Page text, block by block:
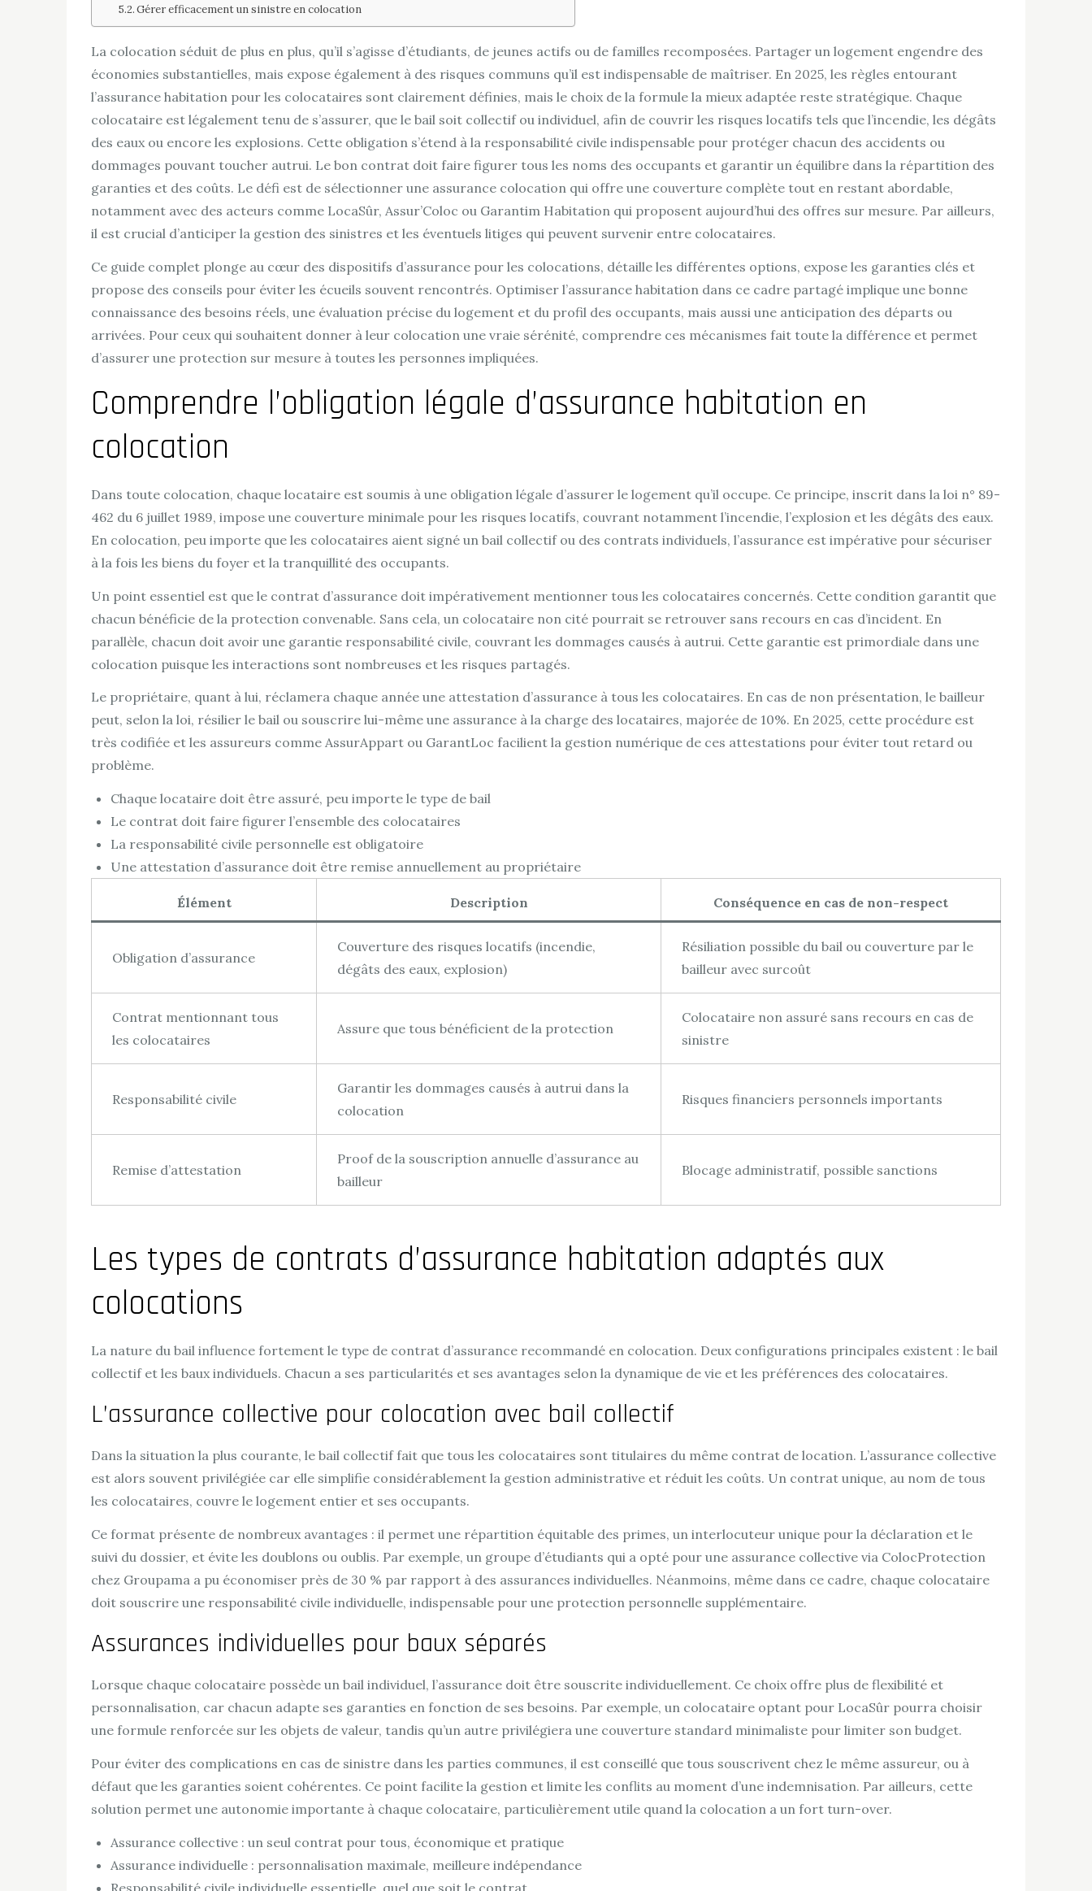
Gérer efficacement un sinistre en colocation
La colocation séduit de plus en plus, qu’il s’agisse d’étudiants, de jeunes actifs ou de familles recomposées. Partager un logement engendre des
économies substantielles, mais expose également à des risques communs qu’il est indispensable de maîtriser. En 2025, les règles entourant
l’assurance habitation pour les colocataires sont clairement définies, mais le choix de la formule la mieux adaptée reste stratégique. Chaque
colocataire est légalement tenu de s’assurer, que le bail soit collectif ou individuel, afin de couvrir les risques locatifs tels que l’incendie, les dégâts
des eaux ou encore les explosions. Cette obligation s’étend à la responsabilité civile indispensable pour protéger chacun des accidents ou
dommages pouvant toucher autrui. Le bon contrat doit faire figurer tous les noms des occupants et garantir un équilibre dans la répartition des
garanties et des coûts. Le défi est de sélectionner une assurance colocation qui offre une couverture complète tout en restant abordable,
notamment avec des acteurs comme LocaSûr, Assur’Coloc ou Garantim Habitation qui proposent aujourd’hui des offres sur mesure. Par ailleurs,
il est crucial d’anticiper la gestion des sinistres et les éventuels litiges qui peuvent survenir entre colocataires.
Ce guide complet plonge au cœur des dispositifs d’assurance pour les colocations, détaille les différentes options, expose les garanties clés et
propose des conseils pour éviter les écueils souvent rencontrés. Optimiser l’assurance habitation dans ce cadre partagé implique une bonne
connaissance des besoins réels, une évaluation précise du logement et du profil des occupants, mais aussi une anticipation des départs ou
arrivées. Pour ceux qui souhaitent donner à leur colocation une vraie sérénité, comprendre ces mécanismes fait toute la différence et permet
d’assurer une protection sur mesure à toutes les personnes impliquées.
Comprendre l’obligation légale d’assurance habitation en
colocation
Dans toute colocation, chaque locataire est soumis à une obligation légale d’assurer le logement qu’il occupe. Ce principe, inscrit dans la loi n° 89-
462 du 6 juillet 1989, impose une couverture minimale pour les risques locatifs, couvrant notamment l’incendie, l’explosion et les dégâts des eaux.
En colocation, peu importe que les colocataires aient signé un bail collectif ou des contrats individuels, l’assurance est impérative pour sécuriser
à la fois les biens du foyer et la tranquillité des occupants.
Un point essentiel est que le contrat d’assurance doit impérativement mentionner tous les colocataires concernés. Cette condition garantit que
chacun bénéficie de la protection convenable. Sans cela, un colocataire non cité pourrait se retrouver sans recours en cas d’incident. En
parallèle, chacun doit avoir une garantie responsabilité civile, couvrant les dommages causés à autrui. Cette garantie est primordiale dans une
colocation puisque les interactions sont nombreuses et les risques partagés.
Le propriétaire, quant à lui, réclamera chaque année une attestation d’assurance à tous les colocataires. En cas de non présentation, le bailleur
peut, selon la loi, résilier le bail ou souscrire lui-même une assurance à la charge des locataires, majorée de 10%. En 2025, cette procédure est
très codifiée et les assureurs comme AssurAppart ou GarantLoc facilient la gestion numérique de ces attestations pour éviter tout retard ou
problème.
Chaque locataire doit être assuré, peu importe le type de bail
Le contrat doit faire figurer l’ensemble des colocataires
La responsabilité civile personnelle est obligatoire
Une attestation d’assurance doit être remise annuellement au propriétaire
Élément Description Conséquence en cas de non-respect
Obligation d’assurance
Couverture des risques locatifs (incendie,
dégâts des eaux, explosion)
Résiliation possible du bail ou couverture par le
bailleur avec surcoût
Contrat mentionnant tous
les colocataires
Assure que tous bénéficient de la protection
Colocataire non assuré sans recours en cas de
sinistre
Responsabilité civile
Garantir les dommages causés à autrui dans la
colocation
Risques financiers personnels importants
Remise d’attestation
Proof de la souscription annuelle d’assurance au
bailleur
Blocage administratif, possible sanctions
Les types de contrats d’assurance habitation adaptés aux
colocations
La nature du bail influence fortement le type de contrat d’assurance recommandé en colocation. Deux configurations principales existent : le bail
collectif et les baux individuels. Chacun a ses particularités et ses avantages selon la dynamique de vie et les préférences des colocataires.
L’assurance collective pour colocation avec bail collectif
Dans la situation la plus courante, le bail collectif fait que tous les colocataires sont titulaires du même contrat de location. L’assurance collective
est alors souvent privilégiée car elle simplifie considérablement la gestion administrative et réduit les coûts. Un contrat unique, au nom de tous
les colocataires, couvre le logement entier et ses occupants.
Ce format présente de nombreux avantages : il permet une répartition équitable des primes, un interlocuteur unique pour la déclaration et le
suivi du dossier, et évite les doublons ou oublis. Par exemple, un groupe d’étudiants qui a opté pour une assurance collective via ColocProtection
chez Groupama a pu économiser près de 30 % par rapport à des assurances individuelles. Néanmoins, même dans ce cadre, chaque colocataire
doit souscrire une responsabilité civile individuelle, indispensable pour une protection personnelle supplémentaire.
Assurances individuelles pour baux séparés
Lorsque chaque colocataire possède un bail individuel, l’assurance doit être souscrite individuellement. Ce choix offre plus de flexibilité et
personnalisation, car chacun adapte ses garanties en fonction de ses besoins. Par exemple, un colocataire optant pour LocaSûr pourra choisir
une formule renforcée sur les objets de valeur, tandis qu’un autre privilégiera une couverture standard minimaliste pour limiter son budget.
Pour éviter des complications en cas de sinistre dans les parties communes, il est conseillé que tous souscrivent chez le même assureur, ou à
défaut que les garanties soient cohérentes. Ce point facilite la gestion et limite les conflits au moment d’une indemnisation. Par ailleurs, cette
solution permet une autonomie importante à chaque colocataire, particulièrement utile quand la colocation a un fort turn-over.
Assurance collective : un seul contrat pour tous, économique et pratique
Assurance individuelle : personnalisation maximale, meilleure indépendance
Responsabilité civile individuelle essentielle, quel que soit le contrat